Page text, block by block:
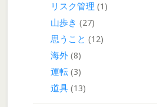
リスク管理 (1)
山歩き (27)
思うこと (12)
海外(8)
運転(3)
道具(13)